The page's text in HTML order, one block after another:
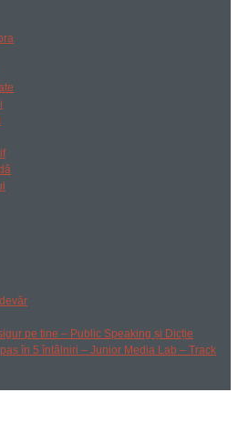
pe tine – Public Speaking și Dicție
în 5 întâlniri – Junior Media Lab – Track